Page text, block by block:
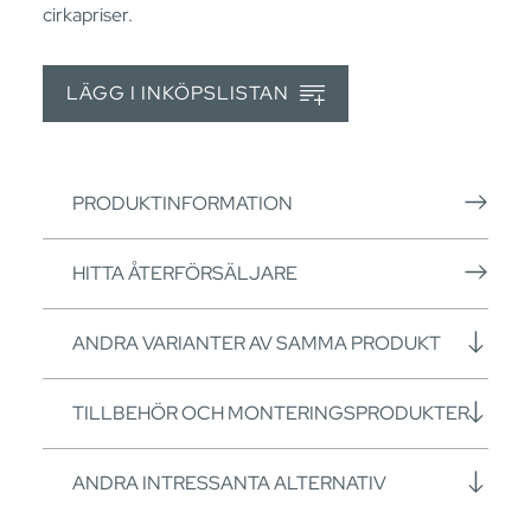
cirkapriser.
LÄGG I INKÖPSLISTAN
PRODUKTINFORMATION
HITTA ÅTERFÖRSÄLJARE
ANDRA VARIANTER AV SAMMA PRODUKT
TILLBEHÖR OCH MONTERINGSPRODUKTER
ANDRA INTRESSANTA ALTERNATIV